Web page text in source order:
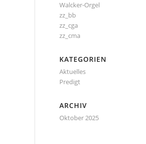
Walcker-Orgel
zz_bb
zz_cga
zz_cma
KATEGORIEN
Aktuelles
Predigt
ARCHIV
Oktober 2025